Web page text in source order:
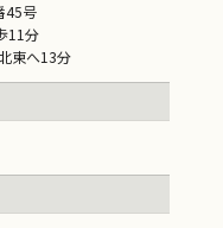
45号
11分
東へ13分